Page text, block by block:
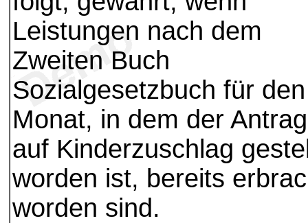
Leistungen nach dem
Zweiten Buch
Sozialgesetzbuch für den
Monat, in dem der Antrag
auf Kinderzuschlag
worden ist, bereits
worden sind.